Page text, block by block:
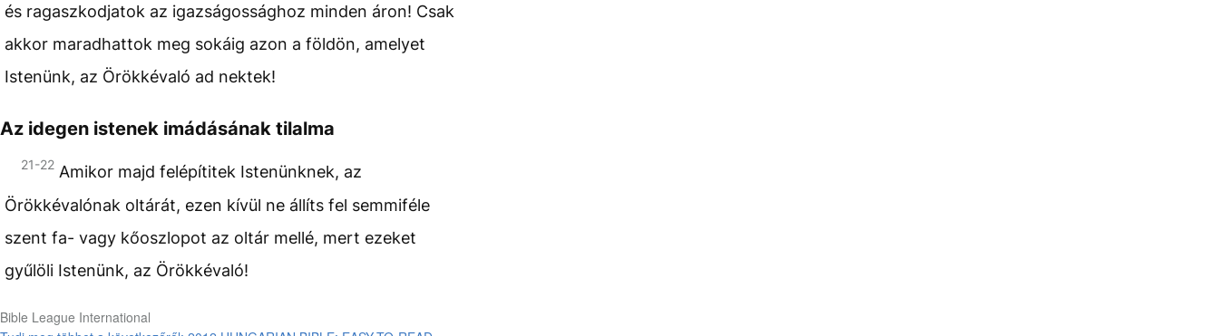
és ragaszkodjatok az igazságossághoz minden áron! Csak
akkor maradhattok meg sokáig azon a földön, amelyet
Istenünk, az Örökkévaló ad nektek!
Az idegen istenek imádásának tilalma
21-22 Amikor majd felépítitek Istenünknek, az
Örökkévalónak oltárát, ezen kívül ne állíts fel semmiféle
szent fa- vagy kőoszlopot az oltár mellé, mert ezeket
gyűlöli Istenünk, az Örökkévaló!
Bible League International